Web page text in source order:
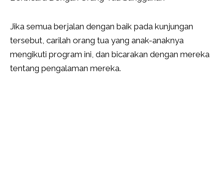
Jika semua berjalan dengan baik pada kunjungan
tersebut, carilah orang tua yang anak-anaknya
mengikuti program ini, dan bicarakan dengan mereka
tentang pengalaman mereka.